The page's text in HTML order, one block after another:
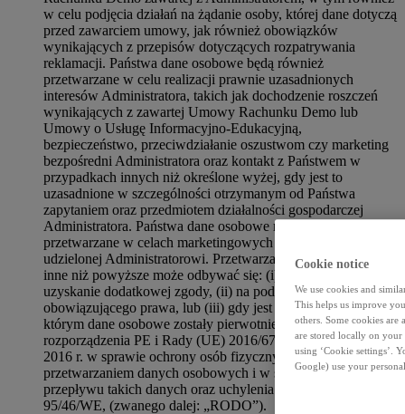
w celu podjęcia działań na żądanie osoby, której dane dotyczą
przed zawarciem umowy, jak również obowiązków
wynikających z przepisów dotyczących rozpatrywania
reklamacji. Państwa dane osobowe będą również
przetwarzane w celu realizacji prawnie uzasadnionych
interesów Administratora, takich jak dochodzenie roszczeń
wynikających z zawartej Umowy Rachunku Demo lub
Umowy o Usługę Informacyjno-Edukacyjną,
bezpieczeństwo, przeciwdziałanie oszustwom czy marketing
bezpośredni Administratora oraz kontakt z Państwem w
przypadkach innych niż określone wyżej, gdy jest to
uzasadnione w szczególności otrzymanym od Państwa
zapytaniem oraz przedmiotem działalności gospodarczej
Administratora. Państwa dane osobowe mogą również być
przetwarzane w celach marketingowych na podstawie zgody
udzielonej Administratorowi. Przetwarzanie danych w celach
inne niż powyższe może odbywać się: (i) w oparciu o
uzyskanie dodatkowej zgody, (ii) na podstawie
obowiązującego prawa, lub (iii) gdy jest to zgodne z celem, w
którym dane osobowe zostały pierwotnie zebrane (art. 6 ust. 4
rozporządzenia PE i Rady (UE) 2016/679 z dnia 27 kwietnia
2016 r. w sprawie ochrony osób fizycznych w związku z
przetwarzaniem danych osobowych i w sprawie swobodnego
przepływu takich danych oraz uchylenia dyrektywy
95/46/WE, (zwanego dalej: „RODO”).
Cookie notice
We use cookies and
This helps us improve
others. Some cookies are
are stored locally on your
using ‘Cookie settings’.
Google) use your